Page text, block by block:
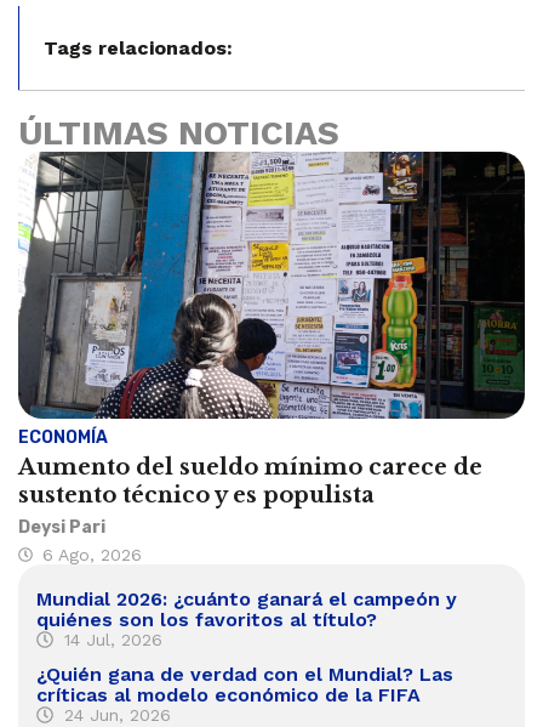
Tags relacionados:
ÚLTIMAS NOTICIAS
ECONOMÍA
Aumento del sueldo mínimo carece de
sustento técnico y es populista
Deysi Pari
6 Ago, 2026
Mundial 2026: ¿cuánto ganará el campeón y
quiénes son los favoritos al título?
14 Jul, 2026
¿Quién gana de verdad con el Mundial? Las
críticas al modelo económico de la FIFA
24 Jun, 2026